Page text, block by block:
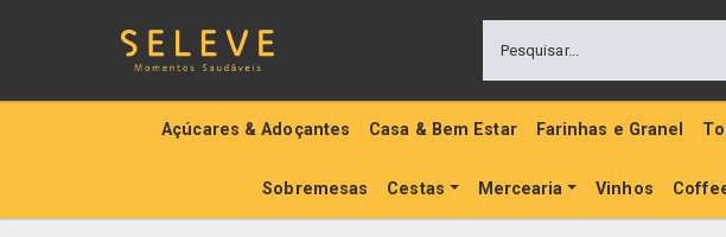
Açúcares & Adoçantes Casa & Bem Estar Farinhas e Granel
Sobremesas Cestas Mercearia Vinhos